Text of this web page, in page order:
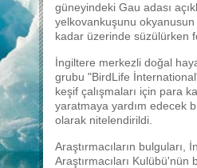
güneyindeki Gau adası
yelkovankuşunu
kadar üzerinde süzülürken
İngiltere merkezli doğal
grubu "BirdLife
keşif çalışmaları için para
yaratmaya yardım edecek
olarak nitelendirildi.
Araştırmacıların bulguları,
Araştırmacıları Kulübü'nün